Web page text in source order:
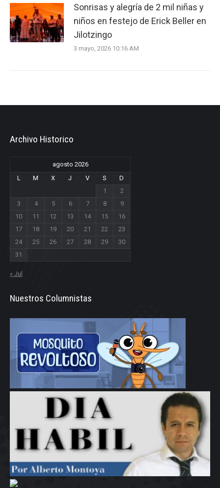
Sonrisas y alegría de 2 mil niñas y
niños en festejo de Erick Beller en
Jilotzingo
3 mayo, 2026 10:16 AM
Archivo Historico
agosto 2026
L
M X J V S
D
1
2
3
4 5 6 7 8
9
10
11 12 13 14 15
16
17
18 19 20 21 22
23
24
25 26 27 28 29
30
31
« Jul
Nuestros Columnistas